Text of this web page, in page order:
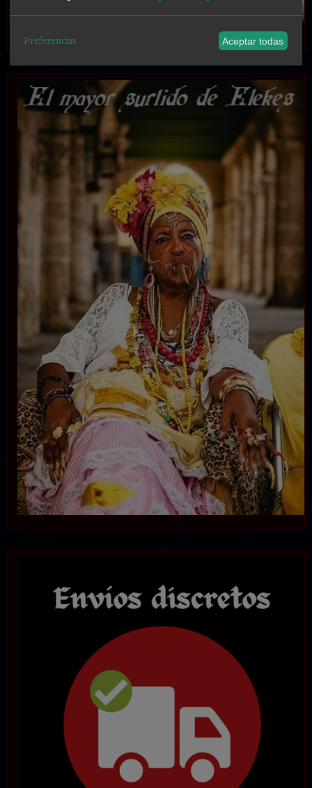
Preferencias Aceptar todas